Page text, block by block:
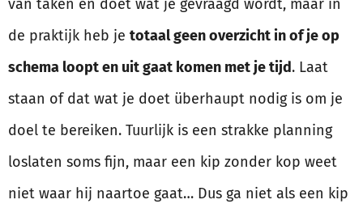
van taken en doet wat je gevraagd wordt, maar in
de praktijk heb je totaal geen overzicht in of je op
schema loopt en uit gaat komen met je tijd. Laat
staan of dat wat je doet überhaupt nodig is om je
doel te bereiken. Tuurlijk is een strakke planning
loslaten soms fijn, maar een kip zonder kop weet
niet waar hij naartoe gaat… Dus ga niet als een kip